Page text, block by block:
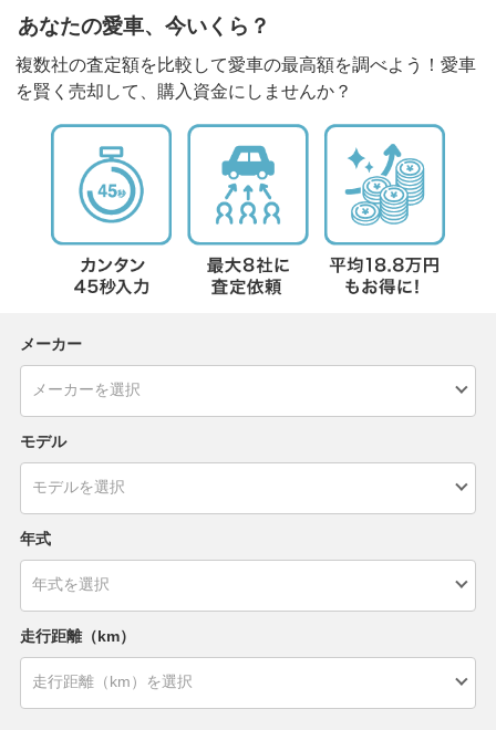
あなたの愛車、今いくら？
複数社の査定額を比較して愛車の最高額を調べよう！愛車
を賢く売却して、購入資金にしませんか？
メーカー
モデル
年式
走行距離（km）